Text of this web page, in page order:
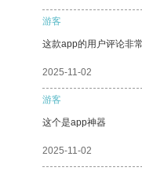
游客
这款app的用户评论非
2025-11-02
游客
这个是app神器
2025-11-02